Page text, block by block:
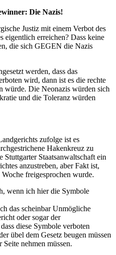
Die Nazis!
Justiz mit einem Verbot des
eigentlich erreichen? Dass keine
die sich GEGEN die Nazis
werden, dass das
wird, dann ist es die rechte
würde. Die Neonazis würden sich
und die Toleranz würden
zufolge ist es
Hakenkreuz zu
Staatsanwaltschaft ein
anzustreben, aber Fakt ist,
freigesprochen wurde.
wenn ich hier die Symbole
das scheinbar Unmögliche
oder sogar der
diese Symbole verboten
übel dem Gesetz beugen müssen
nehmen müssen.